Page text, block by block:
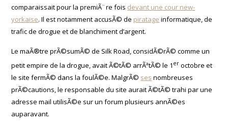
comparaissait pour la premiÃ¨re fois devant une cour new-
yorkaise. Il est notamment accusÃ© de piratage informatique, de
trafic de drogue et de blanchiment d’argent.
Le maÃ®tre prÃ©sumÃ© de Silk Road, considÃ©rÃ© comme un
petit empire de la drogue, avait Ã©tÃ© arrÃªtÃ© le 1 er octobre et
le site fermÃ© dans la foulÃ©e. MalgrÃ© ses nombreuses
prÃ©cautions, le responsable du site aurait Ã©tÃ© trahi par une
adresse mail utilisÃ©e sur un forum plusieurs annÃ©es
auparavant.